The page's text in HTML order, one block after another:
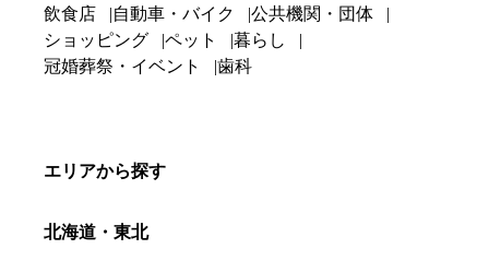
飲食店
自動車・バイク
公共機関・団体
ショッピング
ペット
暮らし
冠婚葬祭・イベント
歯科
エリアから探す
北海道・東北